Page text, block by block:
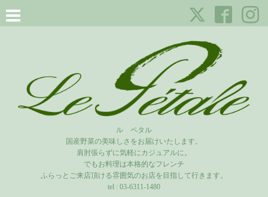
ル ペタル
国産野菜の美味しさをお届けいたします。
肩肘張らずに気軽にカジュアルに。
でもお料理は本格的なフレンチ
ふらっとご来店頂ける雰囲気のお店を目指して行きます。
tel : 03-6311-1480